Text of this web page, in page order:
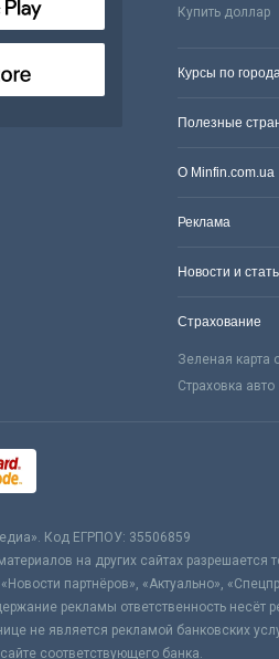
Купить доллар
Курсы по
Полезные
О Minfin.com.ua
Реклама
Новости и
Страхование
Зеленая карта
Страховка авто
Код ЕГРПОУ: 35506859
на других сайтах разрешается
партнёров», «Актуально»,
рекламы ответственность несёт
не является рекламой банковских
соответствующего банка.